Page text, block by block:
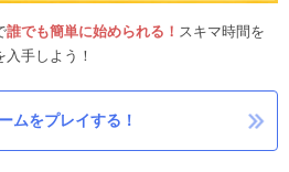
誰でも簡単に始められる！ スキマ時間を
手しよう！
ムをプレイする！